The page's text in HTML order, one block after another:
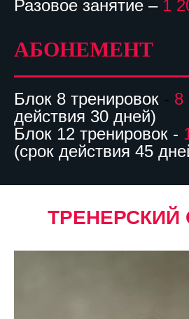
Разовое занятие – 1
АБОНЕМЕНТ
Блок 8 тренировок - 8
действия 30 дней)
Блок 12 тренировок -
(срок действия 45
ТРЕНЕРСКИЙ